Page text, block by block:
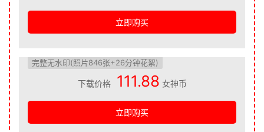
立即购买
完整无水印(照片846张+26分钟花絮)
下载价格 111.88 女神币
立即购买